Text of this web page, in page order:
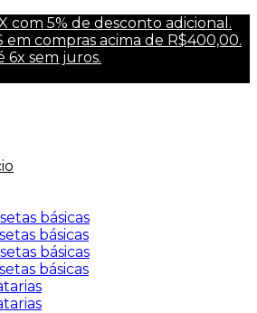
com 5% de desconto adicional.
em compras acima de R$400,00.
6x sem juros.
básicas
básicas
básicas
básicas